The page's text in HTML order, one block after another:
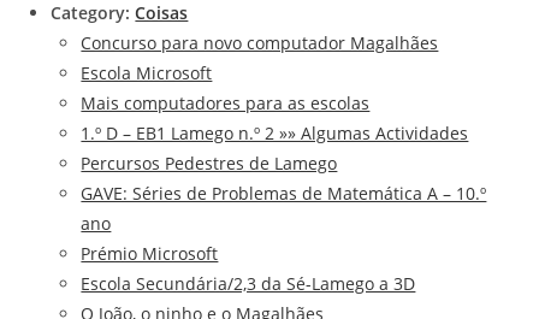
Category:Coisas
Concurso para novo computador Magalhães
Escola Microsoft
Mais computadores para as escolas
1.º D – EB1 Lamego n.º 2 »» Algumas Actividades
Percursos Pedestres de Lamego
GAVE: Séries de Problemas de Matemática A – 10.º
ano
Prémio Microsoft
Escola Secundária/2,3 da Sé-Lamego a 3D
O João, o ninho e o Magalhães